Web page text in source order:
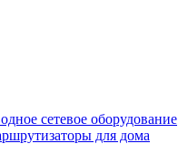
сетевое оборудование
для дома